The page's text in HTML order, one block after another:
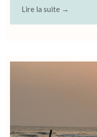
Lire la suite →